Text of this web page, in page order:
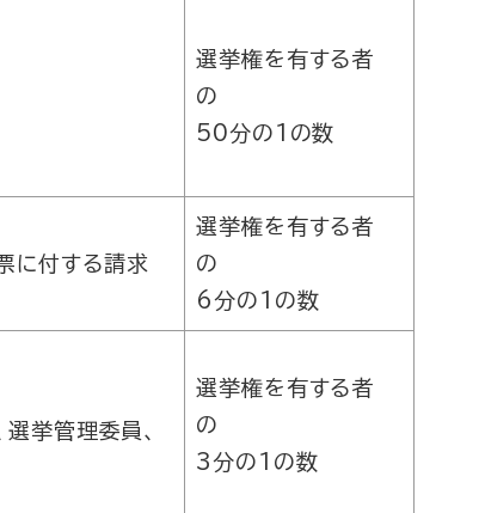
選挙権を有する者
の
50分の1の数
に付する請求
選挙権を有する者
の
6分の1の数
挙管理委員、
選挙権を有する者
の
3分の1の数